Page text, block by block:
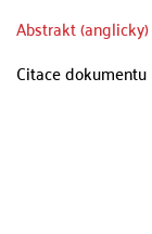
Abstrakt (anglicky)
Citace dokumentu